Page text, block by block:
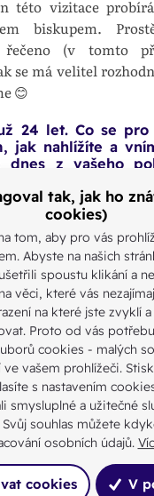
této vizitace
biskupem.
řečeno (v tomto
se má velitel
😊
24 let. Co se
jak nahlížíte a
dnes z vašeho
divit, ale já
Mění se
které před
života i života v
radostnou
stejné. Z druhé strany
ke kázáním,
že někdy bych to
směrem k věřícím?
krve“ vědomí daru
který je potřebné se
tak nějak zvykli na
ale už méně
životní prostory.
tak, jak ho
cookies)
tom, aby pro vás
Abyste na našich
spoustu klikání a
věci, které vás
na které jste zvyklí
Proto od vás
cookies - malých
ve vašem prohlížeči.
s nastavením
smysluplné a užitečné
Svůj souhlas můžete
osobních údajů.
cookies V